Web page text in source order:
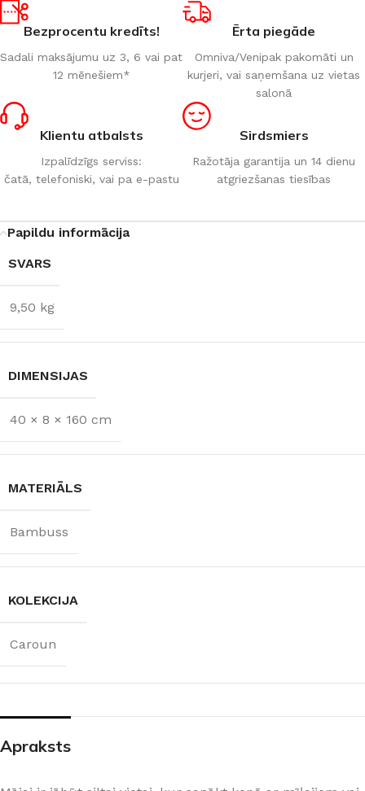
Bezprocentu kredīts!
Sadali maksājumu uz 3, 6 vai pat
12 mēnešiem*
Ērta piegāde
Omniva/Venipak pakomāti un
kurjeri, vai saņemšana uz vietas
salonā
Klientu atbalsts
Izpalīdzīgs serviss:
čatā, telefoniski, vai pa e-pastu
Sirdsmiers
Ražotāja garantija un 14 dienu
atgriezšanas tiesības
Papildu informācija
SVARS
9,50 kg
DIMENSIJAS
40 × 8 × 160 cm
MATERIĀLS
Bambuss
KOLEKCIJA
Caroun
Apraksts